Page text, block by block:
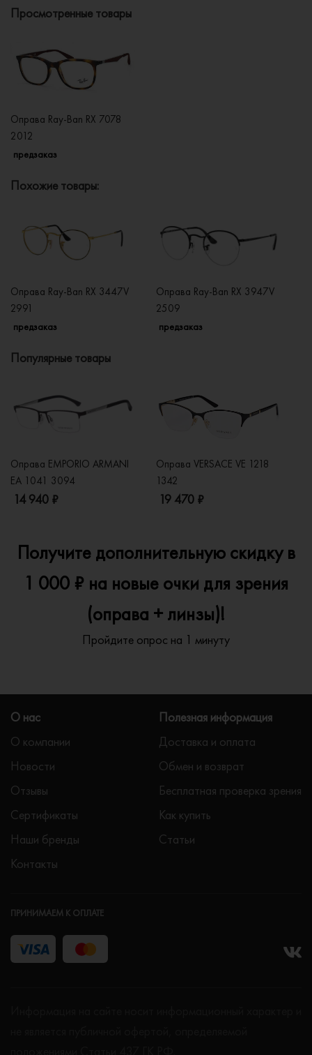
Просмотренные товары
Оправа Ray-Ban RX 7078
2012
предзаказ
Похожие товары:
Оправа Ray-Ban RX 3447V
2991
предзаказ
Оправа Ray-Ban RX 3947V
2509
предзаказ
Популярные товары
Оправа EMPORIO ARMANI
EA 1041 3094
14 940 ₽
Оправа VERSACE VE 1218
1342
19 470 ₽
Получите дополнительную скидку в
1 000 ₽ на новые очки для зрения
(оправа + линзы)!
Пройдите опрос на 1 минуту
О нас
О компании
Новости
Отзывы
Сертификаты
Наши бренды
Контакты
Полезная информация
Доставка и оплата
Обмен и возврат
Бесплатная проверка зрения
Как купить
Статьи
ПРИНИМАЕМ К ОПЛАТЕ